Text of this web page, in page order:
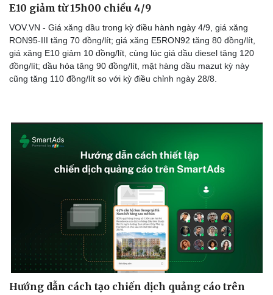
E10 giảm từ 15h00 chiều 4/9
VOV.VN - Giá xăng dầu trong kỳ điều hành ngày 4/9, giá xăng
RON95-III tăng 70 đồng/lít; giá xăng E5RON92 tăng 80 đồng/lít,
giá xăng E10 giảm 10 đồng/lít, cùng lúc giá dầu diesel tăng 120
đồng/lít; dầu hỏa tăng 90 đồng/lít, mặt hàng dầu mazut kỳ này
cũng tăng 110 đồng/lít so với kỳ điều chỉnh ngày 28/8.
Hướng dẫn cách tạo chiến dịch quảng cáo trên